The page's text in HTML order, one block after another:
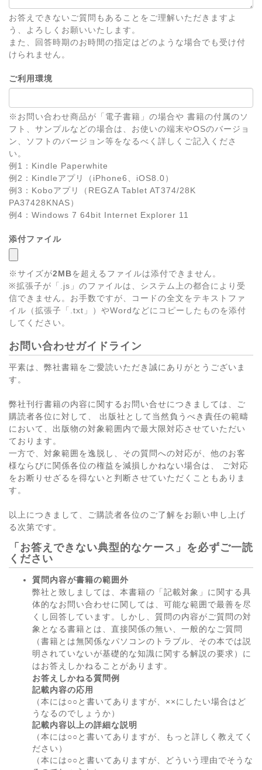
お答えできないご質問もあることをご理解いただきますよ
う、よろしくお願いいたします。
また、回答時期のお時間の指定はどのような場合でも受け付
けられません。
ご利用環境
※お問い合わせ商品が「電子書籍」の場合や 書籍の付属のソ
フト、サンプルなどの場合は、お使いの端末やOSのバージョ
ン、ソフトのバージョン等をなるべく詳しくご記入くださ
い。
例1：Kindle Paperwhite
例2：Kindleアプリ（iPhone6、iOS8.0）
例3：Koboアプリ（REGZA Tablet AT374/28K
PA37428KNAS）
例4：Windows 7 64bit Internet Explorer 11
添付ファイル
※サイズが2MBを超えるファイルは添付できません。
※拡張子が「.js」のファイルは、システム上の都合により受
信できません。お手数ですが、コードの全文をテキストファ
イル（拡張子「.txt」）やWordなどにコピーしたものを添付
してください。
お問い合わせガイドライン
平素は、弊社書籍をご愛読いただき誠にありがとうございま
す。
弊社刊行書籍の内容に関するお問い合せにつきましては、ご
購読者各位に対して、 出版社として当然負うべき責任の範疇
において、出版物の対象範囲内で最大限対応させていただい
ております。
一方で、対象範囲を逸脱し、その質問への対応が、他のお客
様ならびに関係各位の権益を減損しかねない場合は、 ご対応
をお断りせざるを得ないと判断させていただくこともありま
す。
以上につきまして、ご購読者各位のご了解をお願い申し上げ
る次第です。
「お答えできない典型的なケース」を必ずご一読
ください
質問内容が書籍の範囲外
弊社と致しましては、本書籍の「記載対象」に関する具
体的なお問い合わせに関しては、可能な範囲で最善を尽
くし回答しています。しかし、質問の内容がご質問の対
象となる書籍とは、直接関係の無い、一般的なご質問
（書籍とは無関係なパソコンのトラブル、その本では説
明されていないが基礎的な知識に関する解説の要求）に
はお答えしかねることがあります。
お答えしかねる質問例
記載内容の応用
（本には○○と書いてありますが、××にしたい場合はど
うなるのでしょうか）
記載内容以上の詳細な説明
（本には○○と書いてありますが、もっと詳しく教えてく
ださい）
（本には○○と書いてありますが、どういう理由でそうな